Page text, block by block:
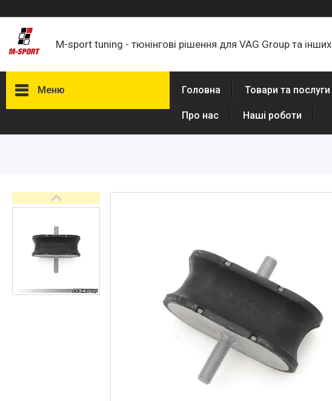
M-sport tuning - тюнінгові рішення для VAG Group та інших
Меню Головна Товари та послуги
Про нас Наші роботи